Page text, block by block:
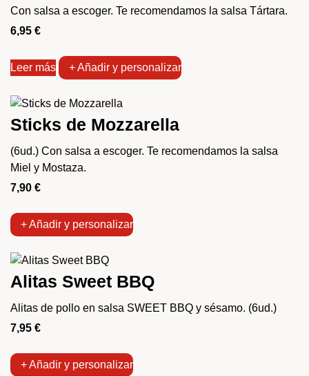
Con salsa a escoger. Te recomendamos la salsa Tártara.
6,95 €
Leer más + Añadir y personalizar
Sticks de Mozzarella
(6ud.) Con salsa a escoger. Te recomendamos la salsa
Miel y Mostaza.
7,90 €
+ Añadir y personalizar
Alitas Sweet BBQ
Alitas de pollo en salsa SWEET BBQ y sésamo. (6ud.)
7,95 €
+ Añadir y personalizar